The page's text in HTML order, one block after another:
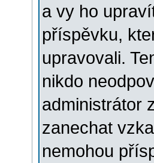
a vy ho
příspěvku,
upravovali.
nikdo
administrátor
zanechat
nemohou